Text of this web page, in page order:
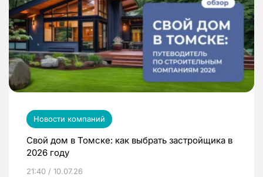
Новости компаний
Свой дом в Томске: как выбрать застройщика в
2026 году
21:40 / 10.07.26